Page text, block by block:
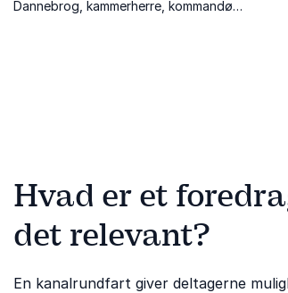
Dannebrog, kammerherre, kommandør
Hvad er et
det relevant?
En kanalrundfart giver deltagerne